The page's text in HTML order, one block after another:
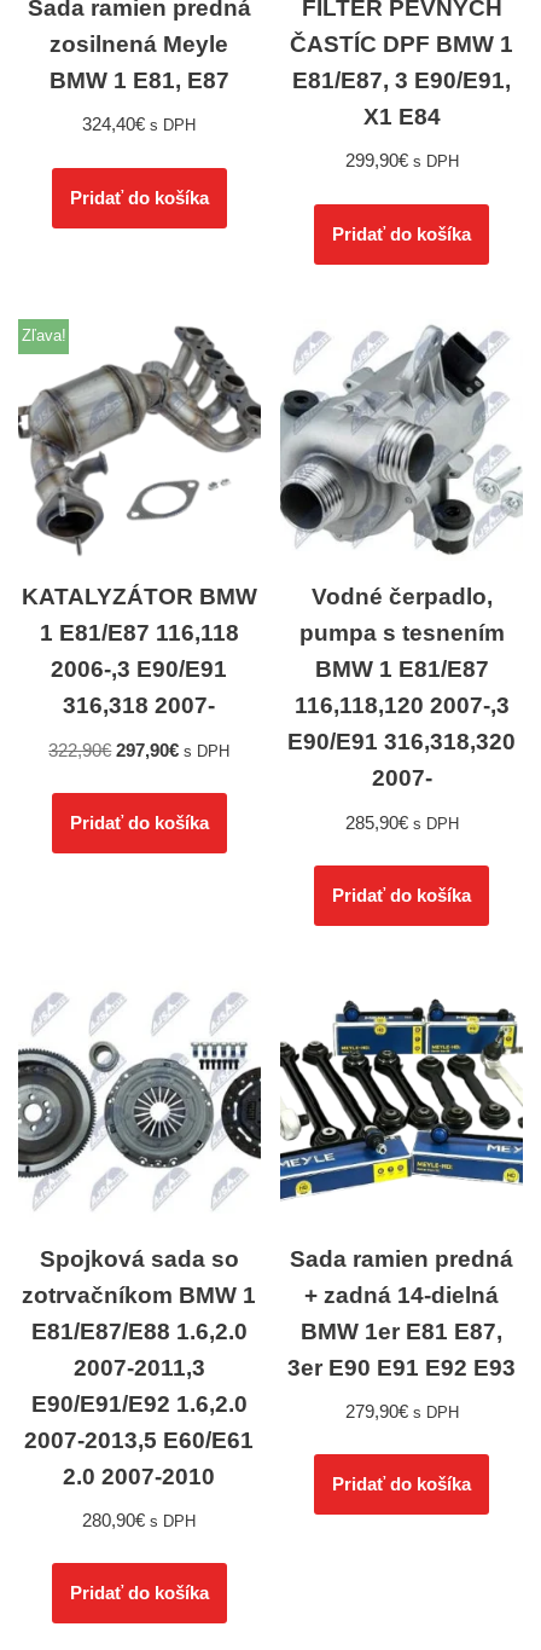
Sada ramien predná
zosilnená Meyle
BMW 1 E81, E87
324,40€ s DPH
Pridať do košíka
FILTER PEVNÝCH
ČASTÍC DPF BMW 1
E81/E87, 3 E90/E91,
X1 E84
299,90€ s DPH
Pridať do košíka
Zľava!
KATALYZÁTOR BMW
1 E81/E87 116,118
2006-,3 E90/E91
316,318 2007-
322,90€ 297,90€ s DPH
Pridať do košíka
Vodné čerpadlo,
pumpa s tesnením
BMW 1 E81/E87
116,118,120 2007-,3
E90/E91 316,318,320
2007-
285,90€ s DPH
Pridať do košíka
Spojková sada so
zotrvačníkom BMW 1
E81/E87/E88 1.6,2.0
2007-2011,3
E90/E91/E92 1.6,2.0
2007-2013,5 E60/E61
2.0 2007-2010
280,90€ s DPH
Pridať do košíka
Sada ramien predná
+ zadná 14-dielná
BMW 1er E81 E87,
3er E90 E91 E92 E93
279,90€ s DPH
Pridať do košíka